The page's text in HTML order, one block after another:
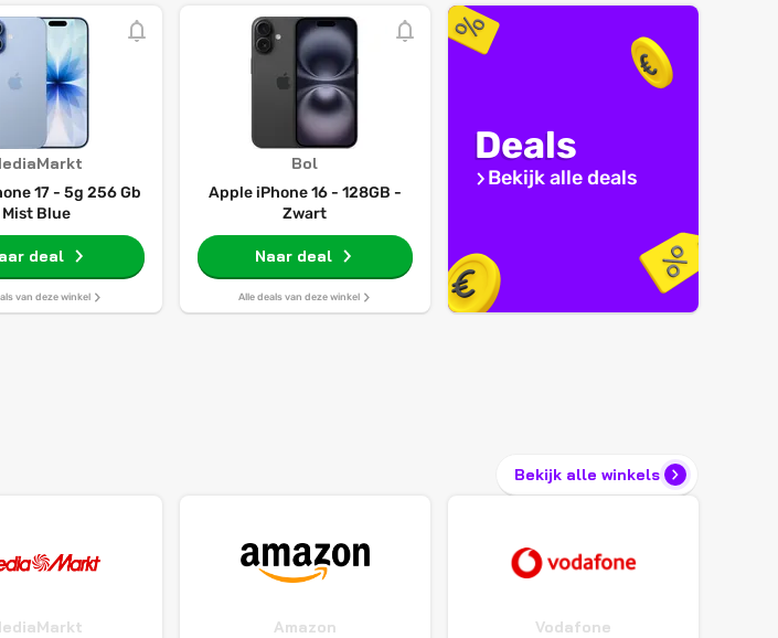
17 - 5g 256 Gb
Mist Blue
deal
van deze winkel
Bol
Apple iPhone 16 - 128GB -
Zwart
Naar deal
Alle deals van deze winkel
Deals
Bekijk alle deals
Bekijk alle winkels
Amazon Vodafone